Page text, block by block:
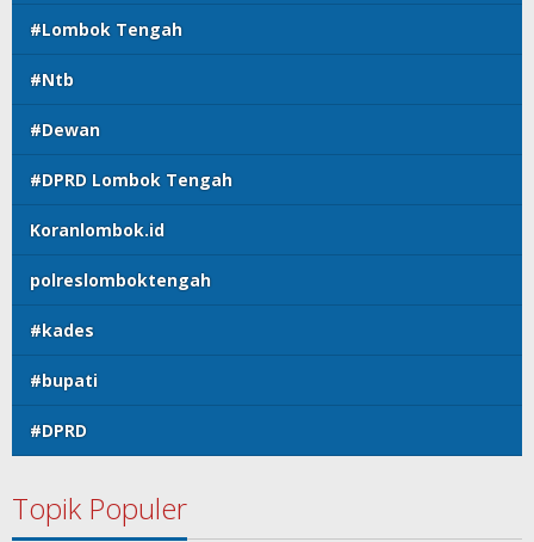
#Lombok Tengah
#Ntb
#Dewan
#DPRD Lombok Tengah
Koranlombok.id
polreslomboktengah
#kades
#bupati
#DPRD
Topik Populer